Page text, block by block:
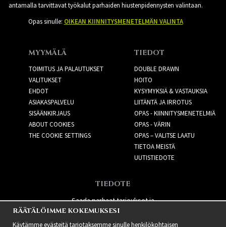
antamalla tarvittavat työkalut parhaiden hiustenpidennysten valintaan.
Opas sinulle: OIKEAN KIINNITYSMENETELMÄN VALINTA
MYYMÄLÄ
TOIMITUS JA PALAUTUKSET
VALITUKSET
EHDOT
ASIAKASPALVELU
SISÄÄNKIRJAUS
ABOUT COOKIES
THE COOKIE SETTINGS
TIEDOT
DOUBLE DRAWN
HOITO
KYSYMYKSIÄ & VASTAUKSIA
LIITÄNTÄ JA IRROTUS
OPAS - KIINNITYSMENETELMIÄ
OPAS - VÄRIN
OPAS – VALITSE LAATU
TIETOA MEISTÄ
UUTISTIEDOTE
TIEDOTE
Saada parhaat tarjoukset ja
uusia tuotteita!
RÄÄTÄLÖIMME KOKEMUKSESI
Käytämme evästeitä tarjotaksemme sinulle henkilökohtaisen